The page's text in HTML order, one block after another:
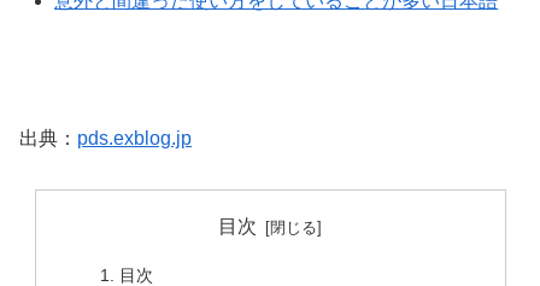
出典： pds.exblog.jp
目次
目次